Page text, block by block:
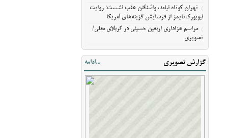
تهران کوتاه نیامد، واشنگتن عقب نشست؛ روایت
نیویورک‌تایمز از فرسایش گزینه‌های آمریکا
مراسم عزاداری اربعین حسینی در کربلای معلی/
تصویری
گزارش تصویری ...ادامه